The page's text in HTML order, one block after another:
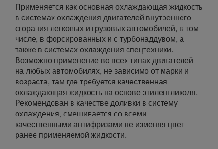
Применяется как основная охлаждающая жидкость
в системах охлаждения двигателей внутреннего
сгорания легковых и грузовых автомобилей, в том
числе, в форсированных и с турбонаддувом, а
также в системах охлаждения спецтехники.
Возможно применение во всех типах двигателей
на любых автомобилях, не зависимо от марки и
возраста, там где требуется качественная
охлаждающая жидкость на основе этиленгликоля.
Рекомендован в качестве доливки в систему
охлаждения, смешивается со всеми
качественными антифризами не изменяя цвет
ранее применяемой жидкости.